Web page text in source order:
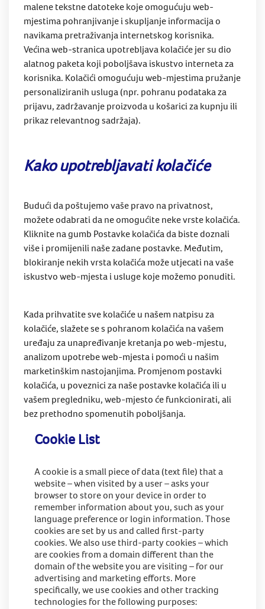
malene tekstne datoteke koje omogućuju web-
mjestima pohranjivanje i skupljanje informacija o
navikama pretraživanja internetskog korisnika.
Većina web-stranica upotrebljava kolačiće jer su dio
alatnog paketa koji poboljšava iskustvo interneta za
korisnika. Kolačići omogućuju web-mjestima pružanje
personaliziranih usluga (npr. pohranu podataka za
prijavu, zadržavanje proizvoda u košarici za kupnju ili
prikaz relevantnog sadržaja).
Kako upotrebljavati kolačiće
Budući da poštujemo vaše pravo na privatnost,
možete odabrati da ne omogućite neke vrste kolačića.
Kliknite na gumb Postavke kolačića da biste doznali
više i promijenili naše zadane postavke. Međutim,
blokiranje nekih vrsta kolačića može utjecati na vaše
iskustvo web-mjesta i usluge koje možemo ponuditi.
Kada prihvatite sve kolačiće u našem natpisu za
kolačiće, slažete se s pohranom kolačića na vašem
uređaju za unapređivanje kretanja po web-mjestu,
analizom upotrebe web-mjesta i pomoći u našim
marketinškim nastojanjima. Promjenom postavki
kolačića, u poveznici za naše postavke kolačića ili u
vašem pregledniku, web-mjesto će funkcionirati, ali
bez prethodno spomenutih poboljšanja.
Cookie List
A cookie is a small piece of data (text file) that a
website – when visited by a user – asks your
browser to store on your device in order to
remember information about you, such as your
language preference or login information. Those
cookies are set by us and called first-party
cookies. We also use third-party cookies – which
are cookies from a domain different than the
domain of the website you are visiting – for our
advertising and marketing efforts. More
specifically, we use cookies and other tracking
technologies for the following purposes: